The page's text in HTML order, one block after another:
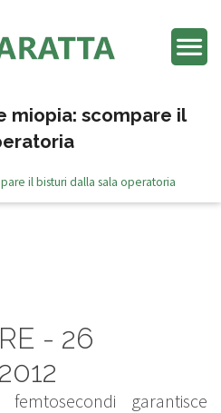
miopia: scompare il
il bisturi dalla sala operatoria
- 26
garantisce